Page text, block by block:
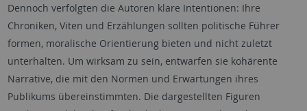
Dennoch verfolgten die Autoren klare Intentionen: Ihre
Chroniken, Viten und Erzählungen sollten politische Führer
formen, moralische Orientierung bieten und nicht zuletzt
unterhalten. Um wirksam zu sein, entwarfen sie kohärente
Narrative, die mit den Normen und Erwartungen ihres
Publikums übereinstimmten. Die dargestellten Figuren